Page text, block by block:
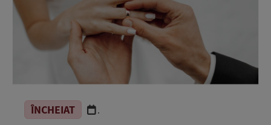
ÎNCHEIAT .
ASCULTĂ
LIVE